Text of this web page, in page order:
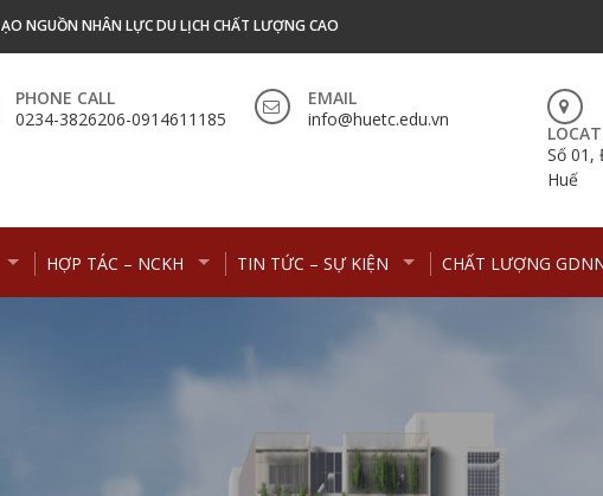
NGUỒN NHÂN LỰC DU LỊCH CHẤT LƯỢNG CAO
PHONE CALL
0234-3826206-0914611185
EMAIL
info@huetc.edu.vn
Số 01,
Huế
HỢP TÁC – NCKH TIN TỨC – SỰ KIỆN CHẤT LƯỢNG